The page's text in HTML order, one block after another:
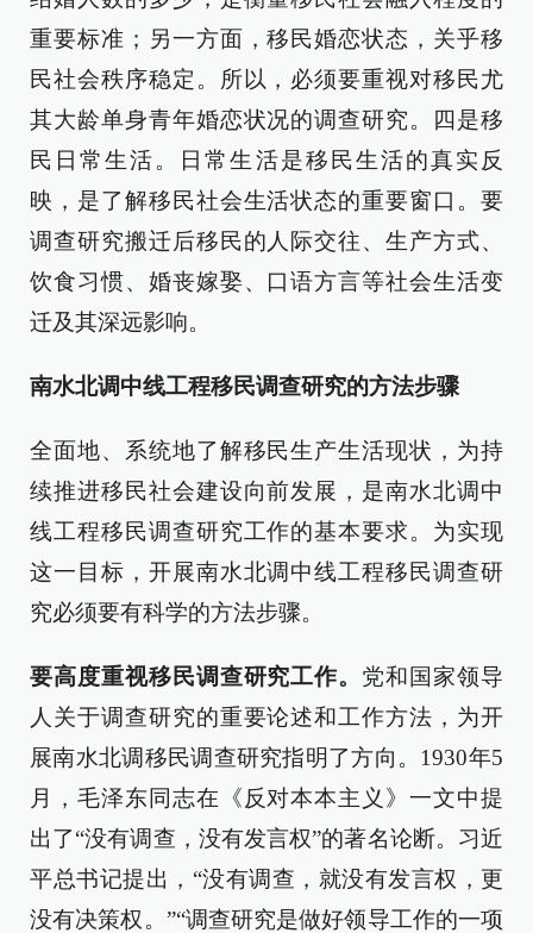
重要标准；另一方面，移民婚恋状态，关乎移
民社会秩序稳定。所以，必须要重视对移民尤
其大龄单身青年婚恋状况的调查研究。四是移
民日常生活。日常生活是移民生活的真实反
映，是了解移民社会生活状态的重要窗口。要
调查研究搬迁后移民的人际交往、生产方式、
饮食习惯、婚丧嫁娶、口语方言等社会生活变
迁及其深远影响。
南水北调中线工程移民调查研究的方法步骤
全面地、系统地了解移民生产生活现状，为持
续推进移民社会建设向前发展，是南水北调中
线工程移民调查研究工作的基本要求。为实现
这一目标，开展南水北调中线工程移民调查研
究必须要有科学的方法步骤。
要高度重视移民调查研究工作。 党和国家领导
人关于调查研究的重要论述和工作方法，为开
展南水北调移民调查研究指明了方向。1930年5
月，毛泽东同志在《反对本本主义》一文中提
出了“没有调查，没有发言权”的著名论断。习近
平总书记提出，“没有调查，就没有发言权，更
没有决策权。”“调查研究是做好领导工作的一项